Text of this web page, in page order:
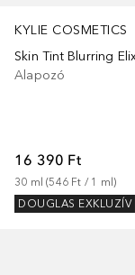
KYLIE COSMETICS
Skin Tint Blurring
Alapozó
16 390 Ft
30 ml (546 Ft / 1 ml)
DOUGLAS EXKLUZÍV
+7